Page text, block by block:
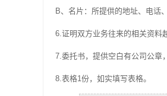
B、名片：所提供的地址、电话
6.证明双方业务往来的相关资料
7.委托书，提供空白有公司公章
8.表格1份，如实填写表格。